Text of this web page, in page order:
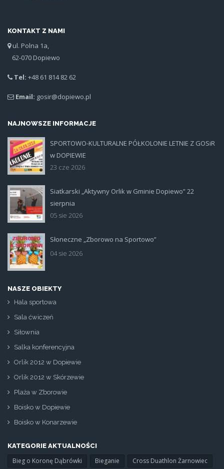
KONTAKT Z NAMI
ul. Polna 1a,
62-070 Dopiewo
Tel: +48 61 814 82 62
Email: gosir@dopiewo.pl
NAJNOWSZE INFORMACJE
plakat.jpg
SPORTOWO-KULTURALNE PÓŁKOLONIE LETNIE Z GOSiR
w DOPIEWIE
23 cze 2026
siatka_poziom.jpg
Siatkarski „Aktywny Orlik w Gminie Dopiewo” 22
sierpnia
05 sie 2026
Słoneczne „Zborowo na Sportowo”
04 sie 2026
NASZE OBIEKTY
Hala sportowa
Sala ćwiczeń
Siłownia
Salka konferencyjna
Orlik 2012 w Dopiewie
Orlik 2012 w Skórzewie
Plaża w Zborowie
Boisko w Dopiewie
Boisko w Konarzewie
KATEGORIE AKTUALNOŚCI
Bieg o Koronę Dąbrówki Bieganie Cross Duathlon Żarnowiec